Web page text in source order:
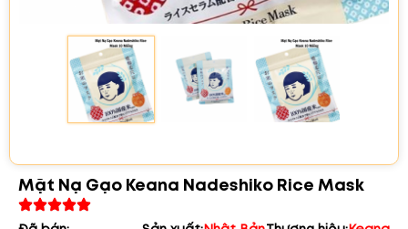
Mặt Nạ Gạo Keana Nadeshiko Rice Mask